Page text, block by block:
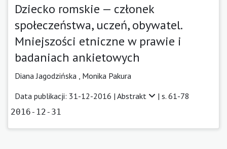
Dziecko romskie — członek
społeczeństwa, uczeń, obywatel.
Mniejszości etniczne w prawie i
badaniach ankietowych
Diana Jagodzińska , Monika Pakura
Data publikacji: 31-12-2016 | Abstrakt | s. 61-78
2016-12-31